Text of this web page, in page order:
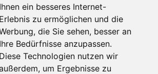
Ihnen ein besseres Internet-
Erlebnis zu ermöglichen und die
die Sie sehen, besser an
Ihre Bedürfnisse anzupassen.
Diese Technologien nutzen wir
um Ergebnisse zu
4,7/5 97%